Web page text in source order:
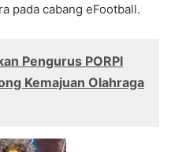
pada cabang eFootball.
Pengurus PORPI
Kemajuan Olahraga